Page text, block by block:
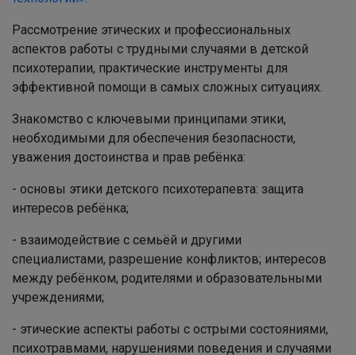
Рассмотрение этических и профессиональных
аспектов работы с трудными случаями в детской
психотерапии, практические инструменты для
эффективной помощи в самых сложных ситуациях.
Знакомство с ключевыми принципами этики,
необходимыми для обеспечения безопасности,
уважения достоинства и прав ребёнка:
- основы этики детского психотерапевта: защита
интересов ребёнка;
- взаимодействие с семьёй и другими
специалистами, разрешение конфликтов; интересов
между ребёнком, родителями и образовательными
учреждениями;
- этические аспекты работы с острыми состояниями,
психотравмами, нарушениями поведения и случаями